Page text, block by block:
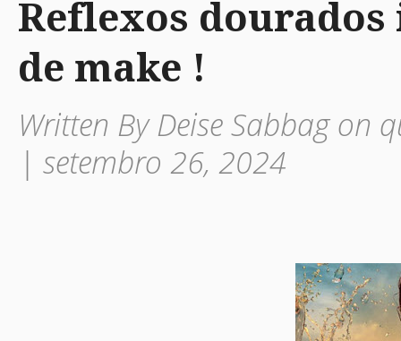
Reflexos
de make !
Written By Deise Sabbag on
| setembro 26, 2024